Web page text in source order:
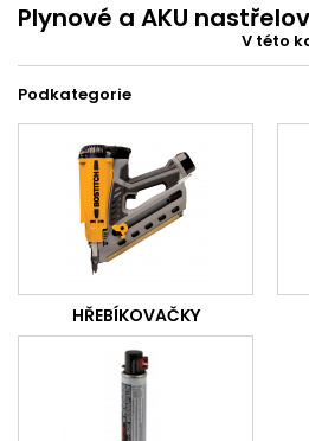
Plynové a AKU
V této
Podkategorie
HŘEBÍKOVAČKY